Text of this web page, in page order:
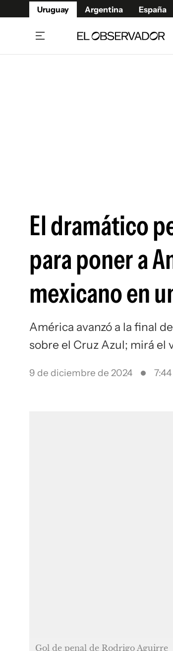
Uruguay Argentina España
El dramático
para poner a
mexicano en
América avanzó a la final
sobre el Cruz Azul; mirá el
9 de diciembre de 2024
Gol de penal de Rodrigo Aguirre